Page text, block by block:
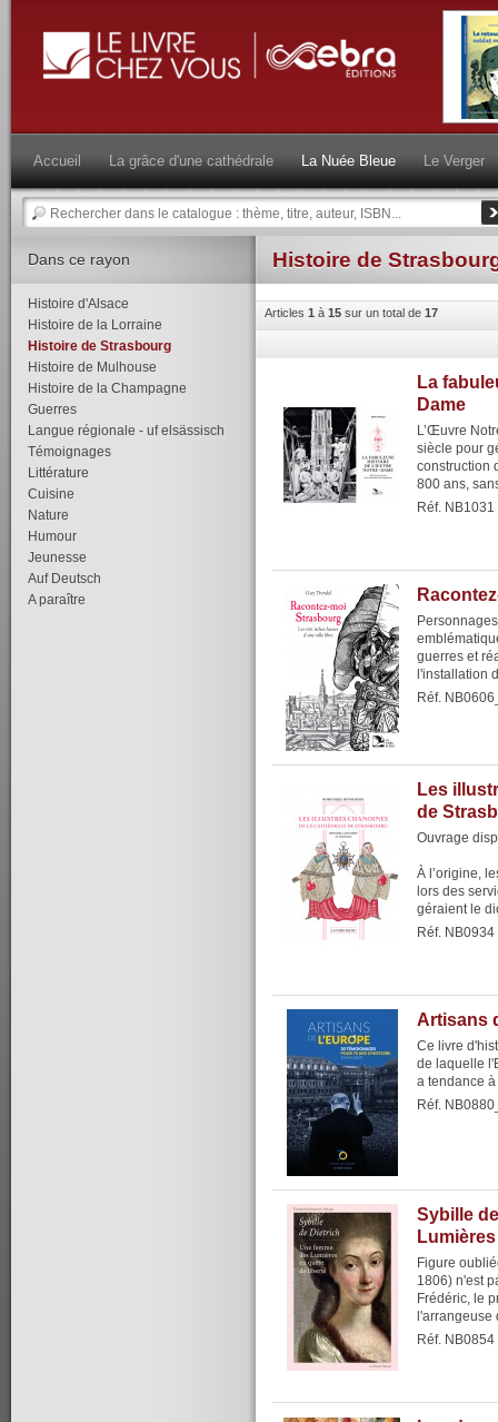
Accueil La grâce d'une cathédrale La Nuée Bleue Le Verger
Histoire de
Articles 1 à 15 sur un total de 17
La
Dame
L’Œuvre
siècle pour
construction
800 ans,
Réf. NB1031
guerres et
l'installation
Réf.
Les
de
Ouvrage
À l’origine,
lors des
géraient le
Réf. NB0934
Artisans
Ce livre
de laquelle
a tendance
Réf.
Sybille
Figure
1806) n'est
Frédéric, le
l'arrangeuse
Réf. NB0854
Dans ce rayon
Histoire d'Alsace
Histoire de la Lorraine
Histoire de Strasbourg
Histoire de Mulhouse
Histoire de la Champagne
Guerres
Langue régionale - uf elsässisch
Témoignages
Littérature
Cuisine
Nature
Humour
Jeunesse
Auf Deutsch
A paraître